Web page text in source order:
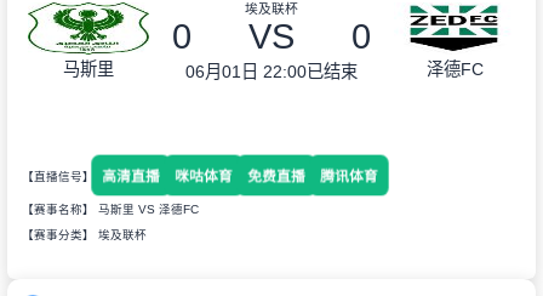
马斯里
埃及联杯
0 VS 0
06月01日 22:00已结束 泽德FC
【直播信号】 高清直播 咪咕体育 免费直播 腾讯体育
【赛事名称】 马斯里 VS 泽德FC
【赛事分类】 埃及联杯